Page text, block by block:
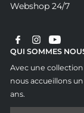
Webshop 24/7
QUI SOMMES
Avec une
nous accueillons
ans.